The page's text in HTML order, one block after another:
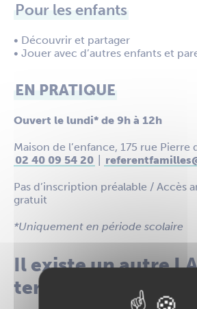
Pour les enfants
• Découvrir et partager
• Jouer avec d’autres enfants et
EN PRATIQUE
Ouvert le lundi* de 9h à 12h
Maison de l’enfance, 175 rue
02 40 09 54 20
Pas d’inscription préalable / Accès
gratuit
*Uniquement en période scolaire
Il existe un autre
territoire